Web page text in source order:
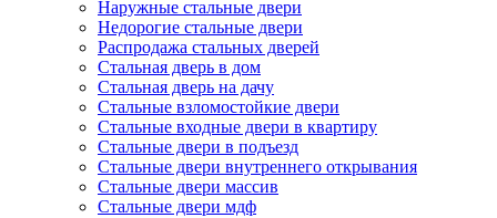
Наружные стальные двери
Недорогие стальные двери
Распродажа стальных дверей
Стальная дверь в дом
Стальная дверь на дачу
Стальные взломостойкие двери
Стальные входные двери в квартиру
Стальные двери в подъезд
Стальные двери внутреннего открывания
Стальные двери массив
Стальные двери мдф